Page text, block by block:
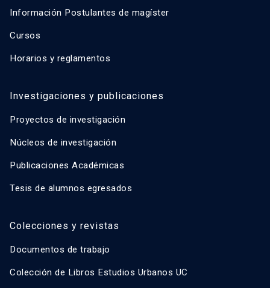
Información Postulantes de magíster
Cursos
Horarios y reglamentos
Investigaciones y publicaciones
Proyectos de investigación
Núcleos de investigación
Publicaciones Académicas
Tesis de alumnos egresados
Colecciones y revistas
Documentos de trabajo
Colección de Libros Estudios Urbanos UC